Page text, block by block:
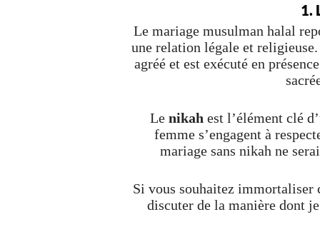
1.
Le mariage musulman halal
une relation légale et
agréé et est exécuté en
Le nikah est l’élément clé
femme s’engagent à
mariage sans nikah ne
Si vous souhaitez
discuter de la manière dont